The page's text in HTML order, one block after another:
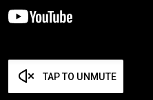
TAP TO UNMUTE